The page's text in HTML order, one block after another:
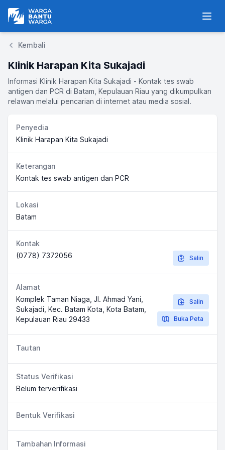
Warga Bantu Warga
Kembali
Klinik Harapan Kita Sukajadi
Informasi Klinik Harapan Kita Sukajadi - Kontak tes swab
antigen dan PCR di Batam, Kepulauan Riau yang dikumpulkan
relawan melalui pencarian di internet atau media sosial.
Penyedia
Klinik Harapan Kita Sukajadi
Keterangan
Kontak tes swab antigen dan PCR
Lokasi
Batam
Kontak
(0778) 7372056
Salin
Alamat
Komplek Taman Niaga, Jl. Ahmad Yani,
Sukajadi, Kec. Batam Kota, Kota Batam,
Kepulauan Riau 29433
Salin
Buka Peta
Tautan
Status Verifikasi
Belum terverifikasi
Bentuk Verifikasi
Tambahan Informasi